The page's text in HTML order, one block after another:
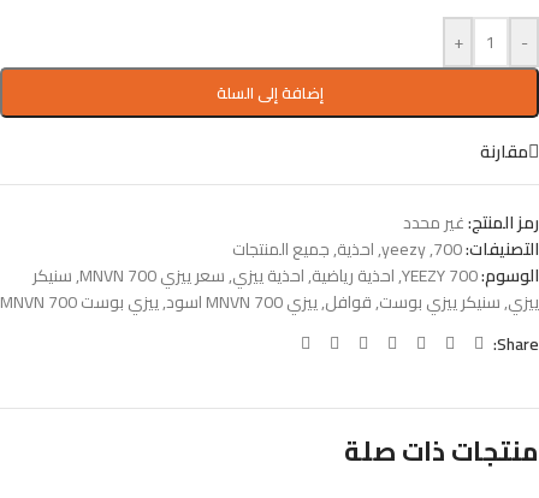
-
+
إضافة إلى السلة
مقارنة
رمز المنتج:غير محدد
التصنيفات:700
,
yeezy
,احذية,جميع المنتجات
الوسوم:YEEZY 700
,احذية رياضية,احذية ييزي,سعر ييزي 700 MNVN ,سنيكر
ييزي,سنيكر ييزي بوست,قوافل,ييزي 700 MNVN اسود ,ييزي بوست 700 MNVN
Share:
منتجات ذات صلة